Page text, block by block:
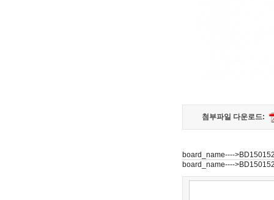
첨부파일 다운로드:
board_name----
board_name----